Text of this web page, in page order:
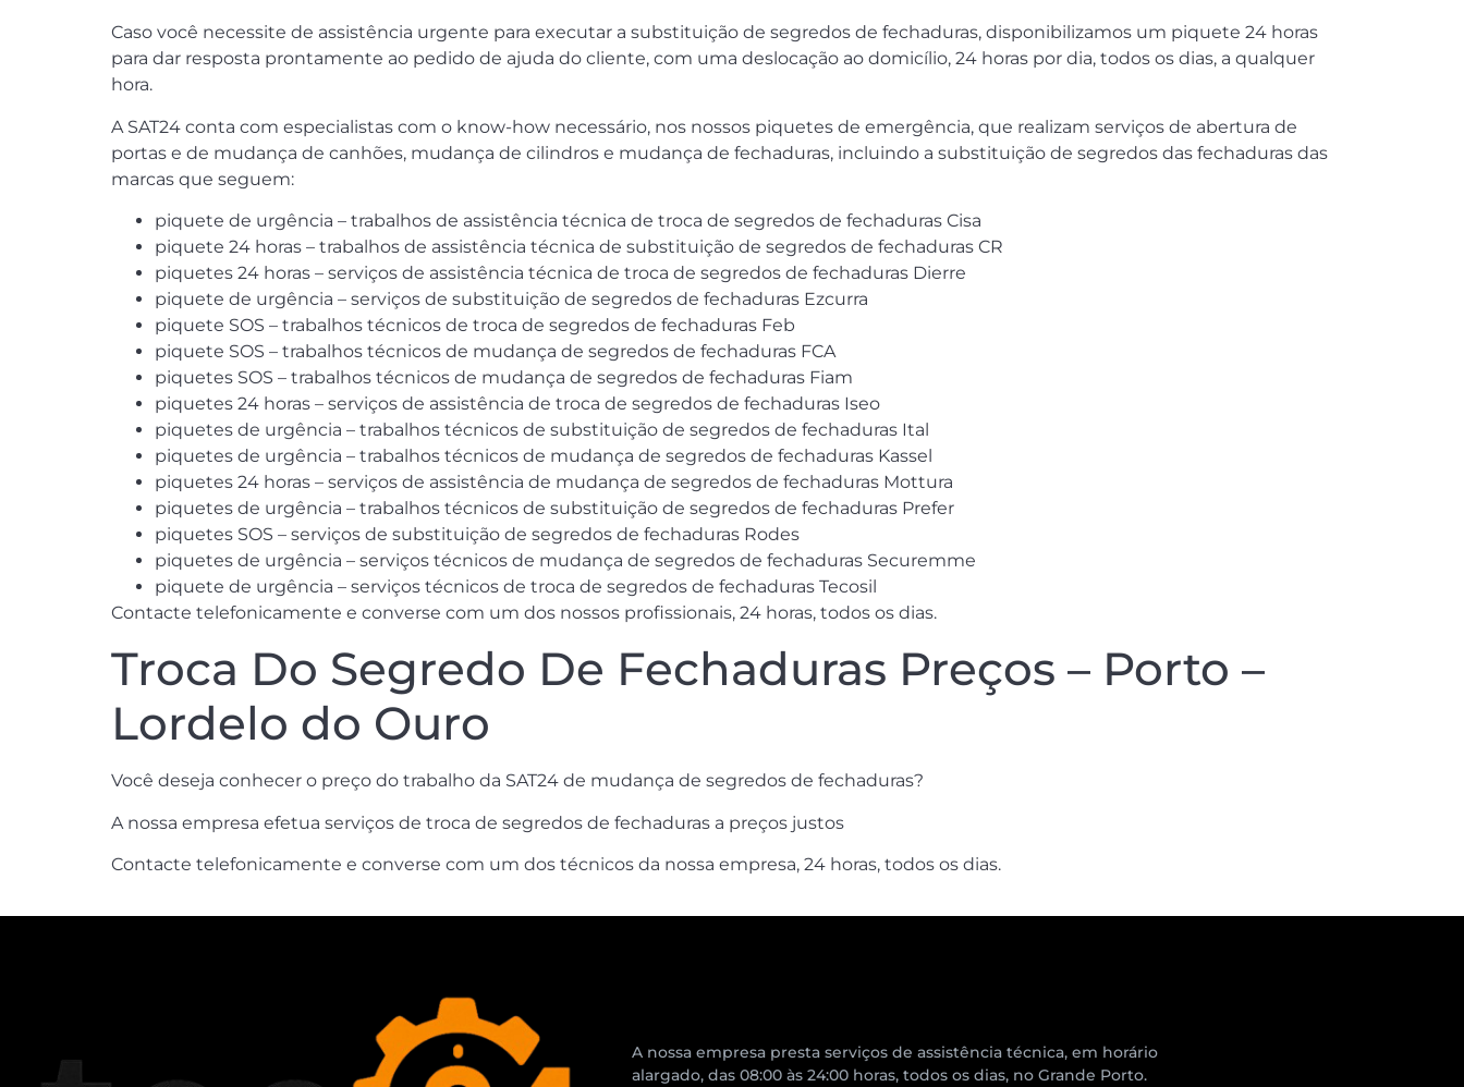
Caso você necessite de assistência urgente para executar a substituição de segredos de fechaduras, disponibilizamos um piquete 24 horas
para dar resposta prontamente ao pedido de ajuda do cliente, com uma deslocação ao domicílio, 24 horas por dia, todos os dias, a qualquer
hora.
A SAT24 conta com especialistas com o know-how necessário, nos nossos piquetes de emergência, que realizam serviços de abertura de
portas e de mudança de canhões, mudança de cilindros e mudança de fechaduras, incluindo a substituição de segredos das fechaduras das
marcas que seguem:
piquete de urgência – trabalhos de assistência técnica de troca de segredos de fechaduras Cisa
piquete 24 horas – trabalhos de assistência técnica de substituição de segredos de fechaduras CR
piquetes 24 horas – serviços de assistência técnica de troca de segredos de fechaduras Dierre
piquete de urgência – serviços de substituição de segredos de fechaduras Ezcurra
piquete SOS – trabalhos técnicos de troca de segredos de fechaduras Feb
piquete SOS – trabalhos técnicos de mudança de segredos de fechaduras FCA
piquetes SOS – trabalhos técnicos de mudança de segredos de fechaduras Fiam
piquetes 24 horas – serviços de assistência de troca de segredos de fechaduras Iseo
piquetes de urgência – trabalhos técnicos de substituição de segredos de fechaduras Ital
piquetes de urgência – trabalhos técnicos de mudança de segredos de fechaduras Kassel
piquetes 24 horas – serviços de assistência de mudança de segredos de fechaduras Mottura
piquetes de urgência – trabalhos técnicos de substituição de segredos de fechaduras Prefer
piquetes SOS – serviços de substituição de segredos de fechaduras Rodes
piquetes de urgência – serviços técnicos de mudança de segredos de fechaduras Securemme
piquete de urgência – serviços técnicos de troca de segredos de fechaduras Tecosil
Contacte telefonicamente e converse com um dos nossos profissionais, 24 horas, todos os dias.
Troca Do Segredo De Fechaduras Preços – Porto –
Lordelo do Ouro
Você deseja conhecer o preço do trabalho da SAT24 de mudança de segredos de fechaduras?
A nossa empresa efetua serviços de troca de segredos de fechaduras a preços justos
Contacte telefonicamente e converse com um dos técnicos da nossa empresa, 24 horas, todos os dias.
A nossa empresa presta serviços de assistência técnica, em horário
alargado, das 08:00 às 24:00 horas, todos os dias, no Grande Porto.